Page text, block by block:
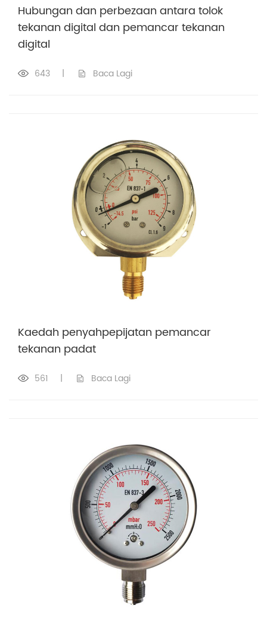
Hubungan dan perbezaan antara tolok
tekanan digital dan pemancar tekanan
digital
643 | Baca Lagi
Kaedah penyahpepijatan pemancar
tekanan padat
561 | Baca Lagi